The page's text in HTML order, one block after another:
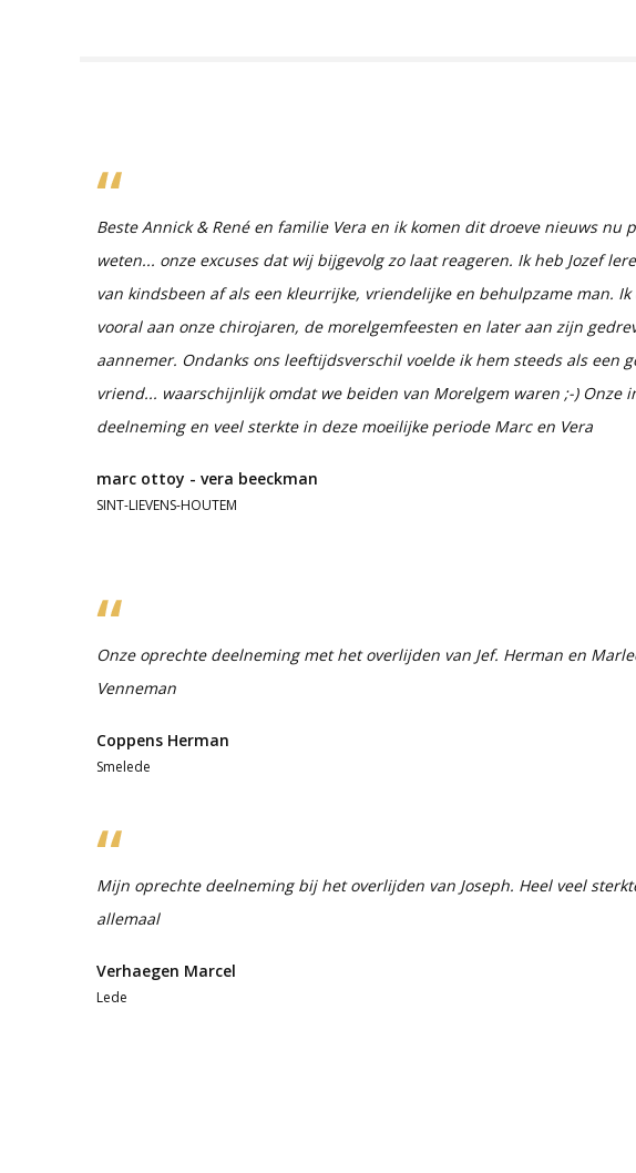
Beste Annick & René en familie Vera en ik komen dit droeve nieuws nu
weten... onze excuses dat wij bijgevolg zo laat reageren. Ik heb Jozef
van kindsbeen af als een kleurrijke, vriendelijke en behulpzame man.
vooral aan onze chirojaren, de morelgemfeesten en later aan zijn
aannemer. Ondanks ons leeftijdsverschil voelde ik hem steeds als een
vriend... waarschijnlijk omdat we beiden van Morelgem waren ;-) Onze
deelneming en veel sterkte in deze moeilijke periode Marc en Vera
marc ottoy - vera beeckman
SINT-LIEVENS-HOUTEM
Onze oprechte deelneming met het overlijden van Jef. Herman en
Venneman
Coppens Herman
Smelede
Mijn oprechte deelneming bij het overlijden van Joseph. Heel veel
allemaal
Verhaegen Marcel
Lede